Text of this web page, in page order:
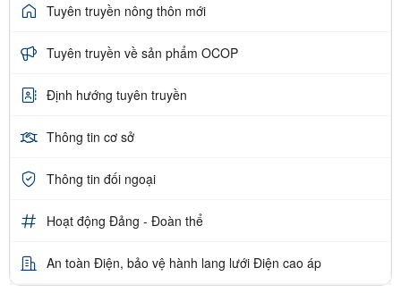
Tuyên truyền nông thôn mới
Tuyên truyền về sản phẩm OCOP
Định hướng tuyên truyền
Thông tin cơ sở
Thông tin đối ngoại
Hoạt động Đảng - Đoàn thể
An toàn Điện, bảo vệ hành lang lưới Điện cao áp